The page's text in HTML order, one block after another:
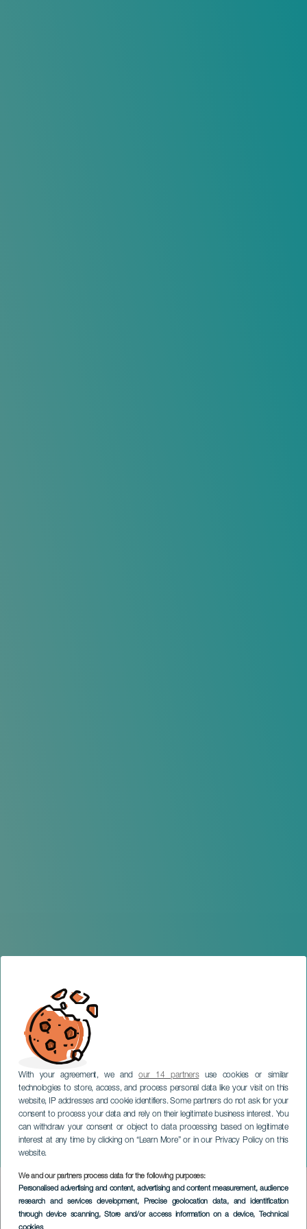
With your agreement, we andour 14 partnersuse cookies or similar
technologies to store, access, and process personal data like your visit on this
website, IP addresses and cookie identifiers. Some partners do not ask for your
consent to process your data and rely on their legitimate business interest. You
can withdraw your consent or object to data processing based on legitimate
interest at any time by clicking on “Learn More” or in our Privacy Policy on this
website.
We and our partners process data for the following purposes:
Personalised advertising and content, advertising and content measurement, audience
research and services development, Precise geolocation data, and identification
through device scanning, Store and/or access information on a device, Technical
Chimia Trail
LANZAROTE
Imagen
Listado